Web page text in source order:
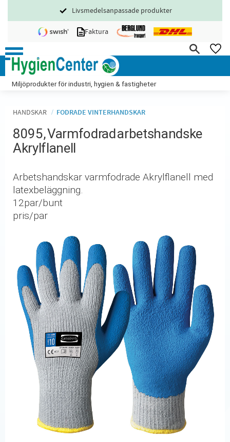
Meny
Livsmedelsanpassade produkter
Faktura
Miljöprodukter för industri, hygien & fastigheter
HANDSKAR FODRADE VINTERHANDSKAR
8095, Varmfodrad arbetshandske
Akrylflanell
Arbetshandskar varmfodrade Akrylflanell med
latexbeläggning.
12par/bunt
pris/par